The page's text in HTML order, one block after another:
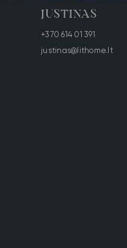
JUSTINAS
+370 614 01 391
justinas@lithome.lt